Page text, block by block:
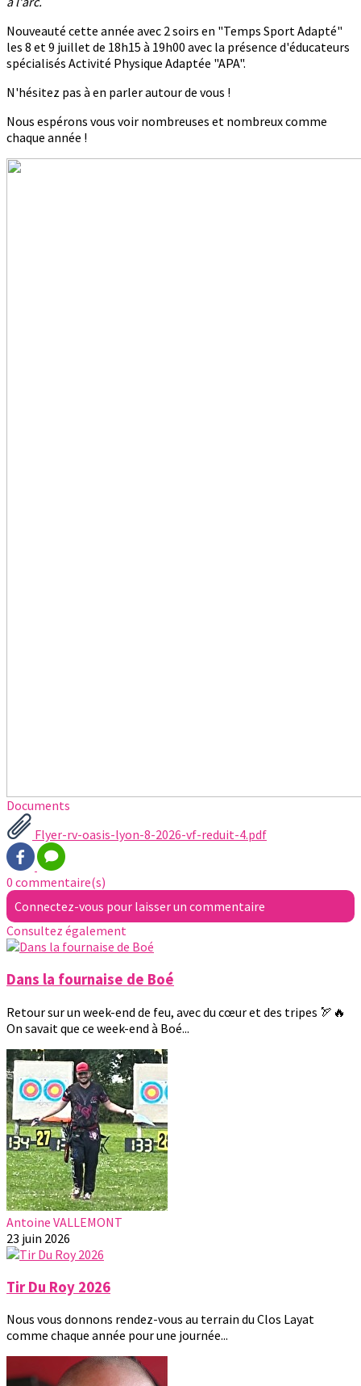
Nouveauté cette année avec 2 soirs en "Temps Sport Adapté"
les 8 et 9 juillet de 18h15 à 19h00 avec la présence d'éducateurs
spécialisés Activité Physique Adaptée "APA".
N'hésitez pas à en parler autour de vous !
Nous espérons vous voir nombreuses et nombreux comme
chaque année !
Documents
Flyer-rv-oasis-lyon-8-2026-vf-reduit-4.pdf
0 commentaire(s)
Connectez-vous pour laisser un commentaire
Consultez également
Dans la fournaise de Boé
Retour sur un week-end de feu, avec du cœur et des tripes 🏹🔥
On savait que ce week-end à Boé...
Antoine VALLEMONT
23 juin 2026
Tir Du Roy 2026
Nous vous donnons rendez-vous au terrain du Clos Layat
comme chaque année pour une journée...